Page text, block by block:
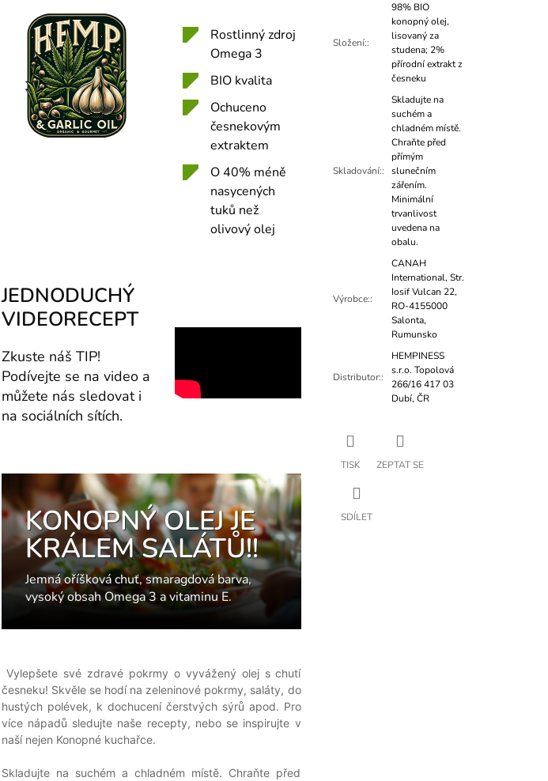
Rostlinný zdroj
Omega 3
BIO kvalita
Ochuceno
česnekovým
extraktem
O 40% méně
nasycených
tuků než
olivový olej
JEDNODUCHÝ
VIDEORECEPT
Zkuste náš TIP!
Podívejte se na video a
můžete nás sledovat i
na sociálních sítích.
KONOPNÝ OLEJ JE
KRÁLEM SALÁTŮ!!
Jemná oříšková chuť, smaragdová barva,
vysoký obsah Omega 3 a vitaminu E.
Vylepšete své zdravé pokrmy o vyvážený olej s chutí
česneku! Skvěle se hodí na zeleninové pokrmy, saláty, do
hustých polévek, k dochucení čerstvých sýrů apod. Pro
více nápadů sledujte naše recepty, nebo se inspirujte v
naší nejen Konopné kuchařce.
Skladujte na suchém a chladném místě. Chraňte před
Složení::
98% BIO
konopný olej,
lisovaný za
studena; 2%
přírodní extrakt z
česneku
Skladování::
Skladujte na
suchém a
chladném místě.
Chraňte před
přímým
slunečním
zářením.
Minimální
trvanlivost
uvedena na
obalu.
Výrobce::
CANAH
International, Str.
Iosif Vulcan 22,
RO-4155000
Salonta,
Rumunsko
Distributor::
HEMPINESS
s.r.o. Topolová
266/16 417 03
Dubí, ČR
TISK ZEPTAT SE
SDÍLET